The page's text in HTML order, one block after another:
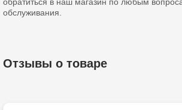
обратиться в наш магазин по любым
обслуживания.
Отзывы о товаре